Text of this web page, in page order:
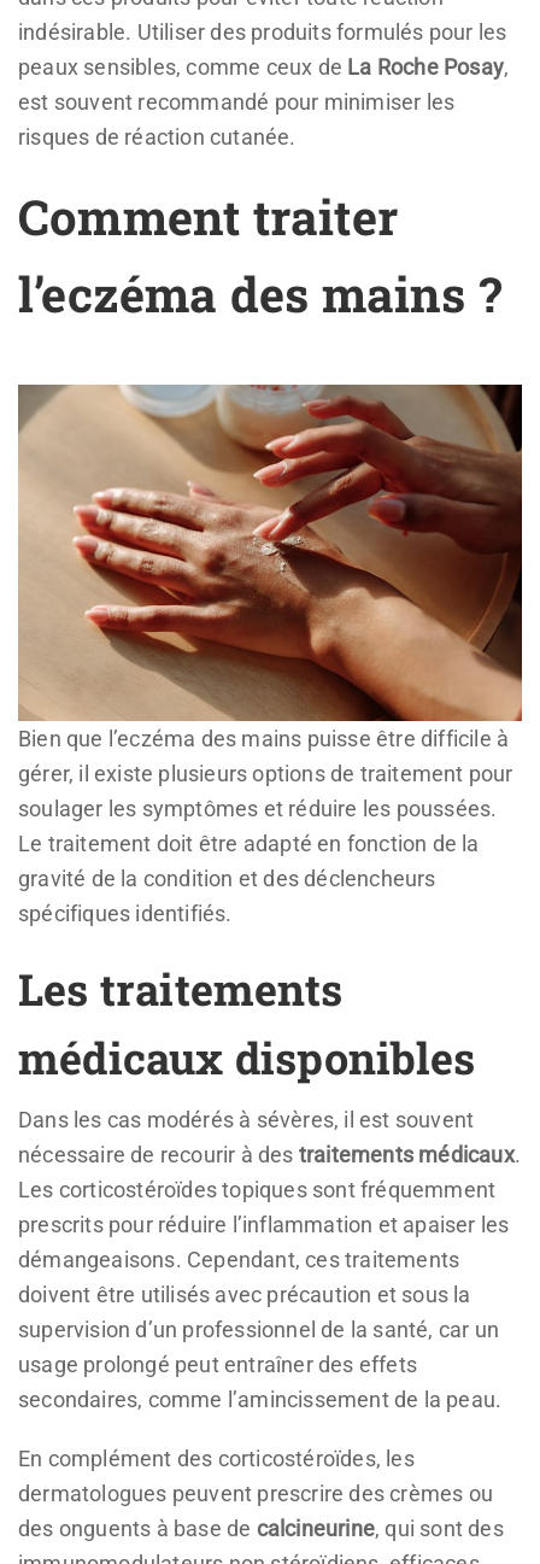
indésirable. Utiliser des produits formulés pour les
peaux sensibles, comme ceux de La Roche Posay,
est souvent recommandé pour minimiser les
risques de réaction cutanée.
Comment traiter
l’eczéma des mains ?
Bien que l’eczéma des mains puisse être difficile à
gérer, il existe plusieurs options de traitement pour
soulager les symptômes et réduire les poussées.
Le traitement doit être adapté en fonction de la
gravité de la condition et des déclencheurs
spécifiques identifiés.
Les traitements
médicaux disponibles
Dans les cas modérés à sévères, il est souvent
nécessaire de recourir à des traitements médicaux.
Les corticostéroïdes topiques sont fréquemment
prescrits pour réduire l’inflammation et apaiser les
démangeaisons. Cependant, ces traitements
doivent être utilisés avec précaution et sous la
supervision d’un professionnel de la santé, car un
usage prolongé peut entraîner des effets
secondaires, comme l’amincissement de la peau.
En complément des corticostéroïdes, les
dermatologues peuvent prescrire des crèmes ou
des onguents à base de calcineurine, qui sont des